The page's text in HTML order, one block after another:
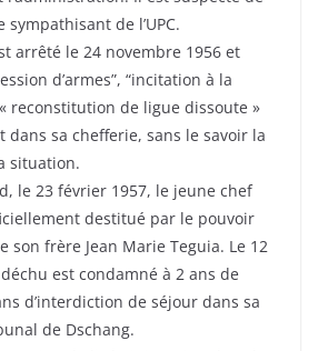
de l’UPC.
arrêté le 24 novembre 1956 et
d’armes”, “incitation à la
reconstitution de ligue dissoute »
dans sa chefferie, sans le savoir la
situation.
le 23 février 1957, le jeune chef
destitué par le pouvoir
son frère Jean Marie Teguia. Le 12
est condamné à 2 ans de
d’interdiction de séjour dans sa
de Dschang.